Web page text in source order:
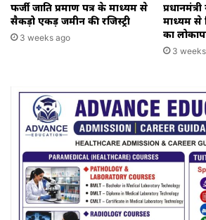
फर्जी जाति प्रमाण पत्र के माध्यम से
सैकड़ो एकड़ जमीन की रजिस्ट्री
3 weeks ago
माध्यम से
का
3